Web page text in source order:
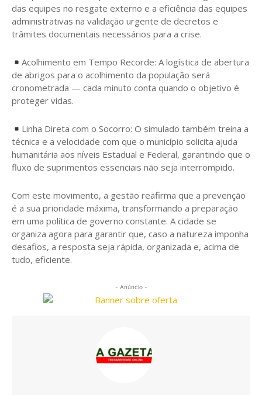
das equipes no resgate externo e a eficiência das equipes
administrativas na validação urgente de decretos e
trâmites documentais necessários para a crise.
​Acolhimento em Tempo Recorde: A logística de abertura
de abrigos para o acolhimento da população será
cronometrada — cada minuto conta quando o objetivo é
proteger vidas.
​Linha Direta com o Socorro: O simulado também treina a
técnica e a velocidade com que o município solicita ajuda
humanitária aos níveis Estadual e Federal, garantindo que o
fluxo de suprimentos essenciais não seja interrompido.
​Com este movimento, a gestão reafirma que a prevenção
é a sua prioridade máxima, transformando a preparação
em uma política de governo constante. A cidade se
organiza agora para garantir que, caso a natureza imponha
desafios, a resposta seja rápida, organizada e, acima de
tudo, eficiente.
- Anúncio -